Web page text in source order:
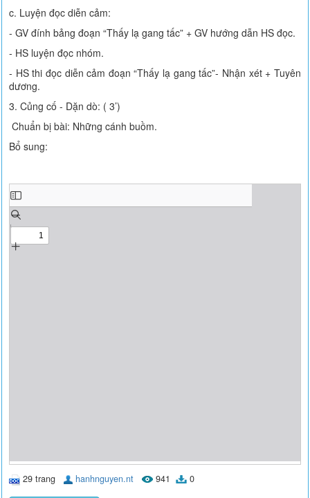
c. Luyện đọc diễn cảm:
- GV đính bảng đoạn “Thấy lạ gang tấc” + GV hướng dẫn HS đọc.
- HS luyện đọc nhóm.
- HS thi đọc diễn cảm đoạn “Thấy lạ gang tấc”- Nhận xét + Tuyên
dương.
3. Củng cố - Dặn dò: ( 3’)
Chuẩn bị bài: Những cánh buồm.
Bổ sung:
29 trang hanhnguyen.nt 941 0